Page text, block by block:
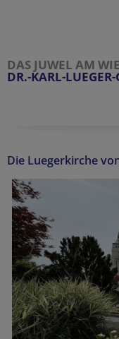
DAS JUWEL AM
DR.-KARL-
Die Luegerkirche